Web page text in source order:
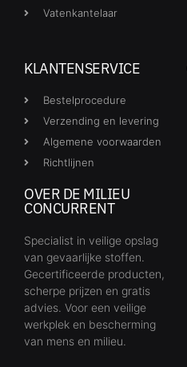
Vatenkantelaar
KLANTENSERVICE
Bestelprocedure
Verzending en levering
Algemene voorwaarden
Richtlijnen
OVER DE MILIEU
CONCURRENT
Specialist in veilige opslag
van gevaarlijke stoffen.
Gecertificeerde producten,
scherpe prijzen en gratis
advies. Voor een veilige
werkplek en bescherming
van mens en milieu.